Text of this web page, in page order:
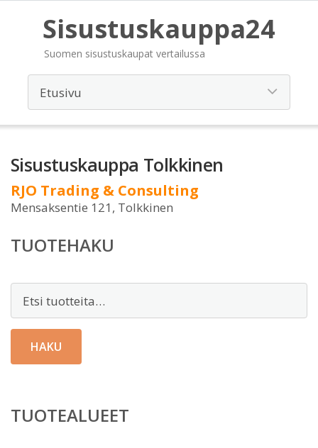
Sisustuskauppa24
Suomen sisustuskaupat vertailussa
Sisustuskauppa Tolkkinen
RJO Trading & Consulting
Mensaksentie 121, Tolkkinen
TUOTEHAKU
HAKU
TUOTEALUEET